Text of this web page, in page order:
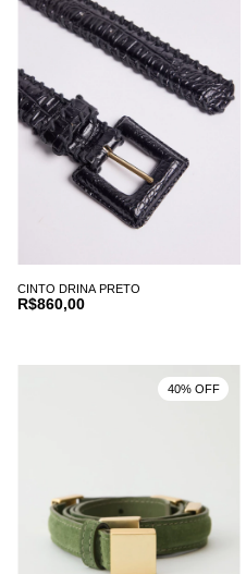
CINTO DRINA PRETO
R$860,00
40% OFF